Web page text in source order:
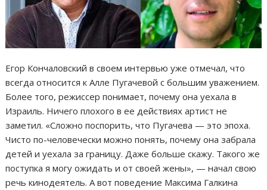
Егор Кончаловский в своем интервью уже отмечал, что
всегда относится к Алле Пугачевой с большим уважением.
Более того, режиссер понимает, почему она уехала в
Израиль. Ничего плохого в ее действиях артист не
заметил. «Сложно поспорить, что Пугачева — это эпоха.
Чисто по-человечески можно понять, почему она забрала
детей и уехала за границу. Даже больше скажу. Такого же
поступка я могу ожидать и от своей жены», — начал свою
речь кинодеятель. А вот поведение Максима Галкина